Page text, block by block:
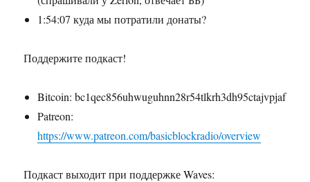
1:54:07 куда мы потратили донаты?
Поддержите подкаст!
Bitcoin: bc1qec856uhwuguhnn28r54tlkrh3dh95ctajvpjaf
Patreon:
https://www.patreon.com/basicblockradio/overview
Подкаст выходит при поддержке Waves: